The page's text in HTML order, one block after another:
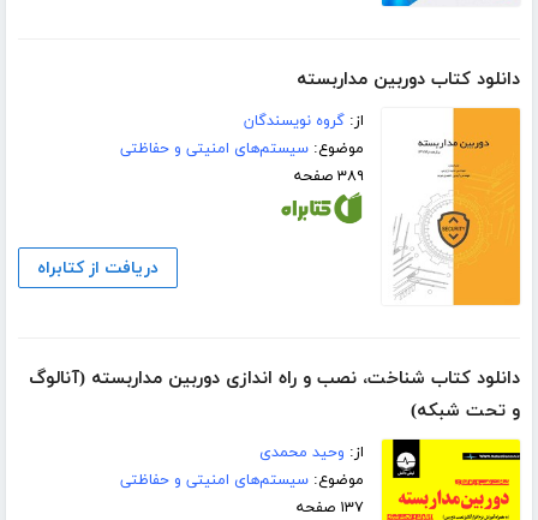
دانلود کتاب دوربین مداربسته
از:گروه نویسندگان
موضوع:سیستم‌های امنیتی و حفاظتی
۳۸۹ صفحه
دریافت از کتابراه
دانلود کتاب شناخت، نصب و راه اندازی دوربین مداربسته (آنالوگ
و تحت شبکه)
از: وحید محمدی
موضوع:سیستم‌های امنیتی و حفاظتی
۱۳۷ صفحه